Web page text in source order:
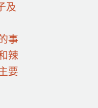
及
事
辣
要